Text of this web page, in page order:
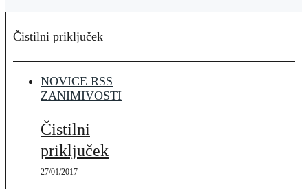
Čistilni priključek
NOVICE RSS
ZANIMIVOSTI
Čistilni
priključek
27/01/2017